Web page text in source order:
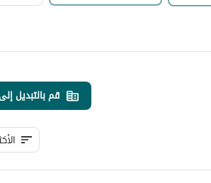
قم بالتبديل